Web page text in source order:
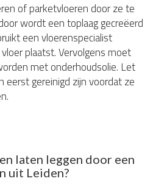
of parketvloeren door ze te
wordt een toplaag gecreëerd
een vloerenspecialist
plaatst. Vervolgens moet
met onderhoudsolie. Let
eerst gereinigd zijn voordat ze
laten leggen door een
uit Leiden?